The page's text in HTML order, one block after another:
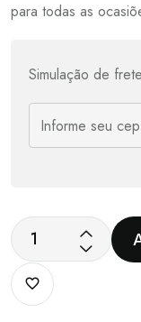
para todas as
Simulação de frete